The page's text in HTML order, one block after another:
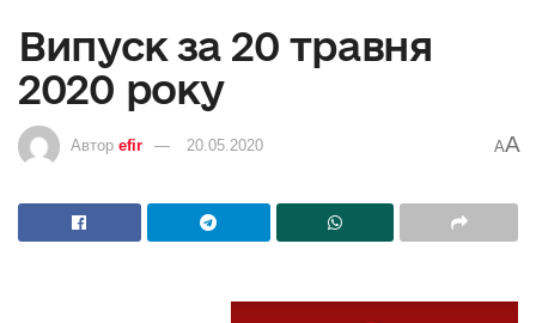
Випуск за 20 травня
2020 року
Автор efir 20.05.2020 AA